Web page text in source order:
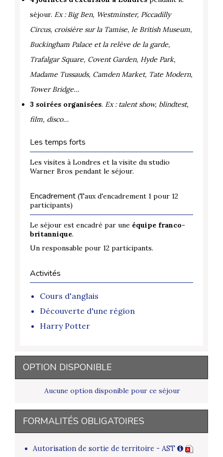
séjour. Ex : Big Ben, Westminster, Piccadilly
Circus, croisière sur la Tamise, le British Museum,
Buckingham Palace et la relève de la garde,
Trafalgar Square, Covent Garden, Hyde Park,
Madame Tussauds, Camden Market, Tate Modern,
Tower Bridge…
3 soirées organisées. Ex : talent show, blindtest,
film, disco…
Les temps forts
Les visites à Londres et la visite du studio
Warner Bros pendant le séjour.
Encadrement (Taux d'encadrement 1 pour 12
participants)
Le séjour est encadré par une équipe franco-
britannique.
Un responsable pour 12 participants.
Activités
Cours d'anglais
Découverte d'une région
Harry Potter
OPTION DISPONIBLE
Aucune option disponible pour ce séjour
FORMALITÉS OBLIGATOIRES
Autorisation de sortie de territoire - AST